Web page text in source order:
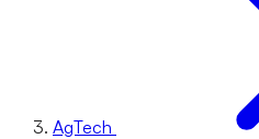
AgTech